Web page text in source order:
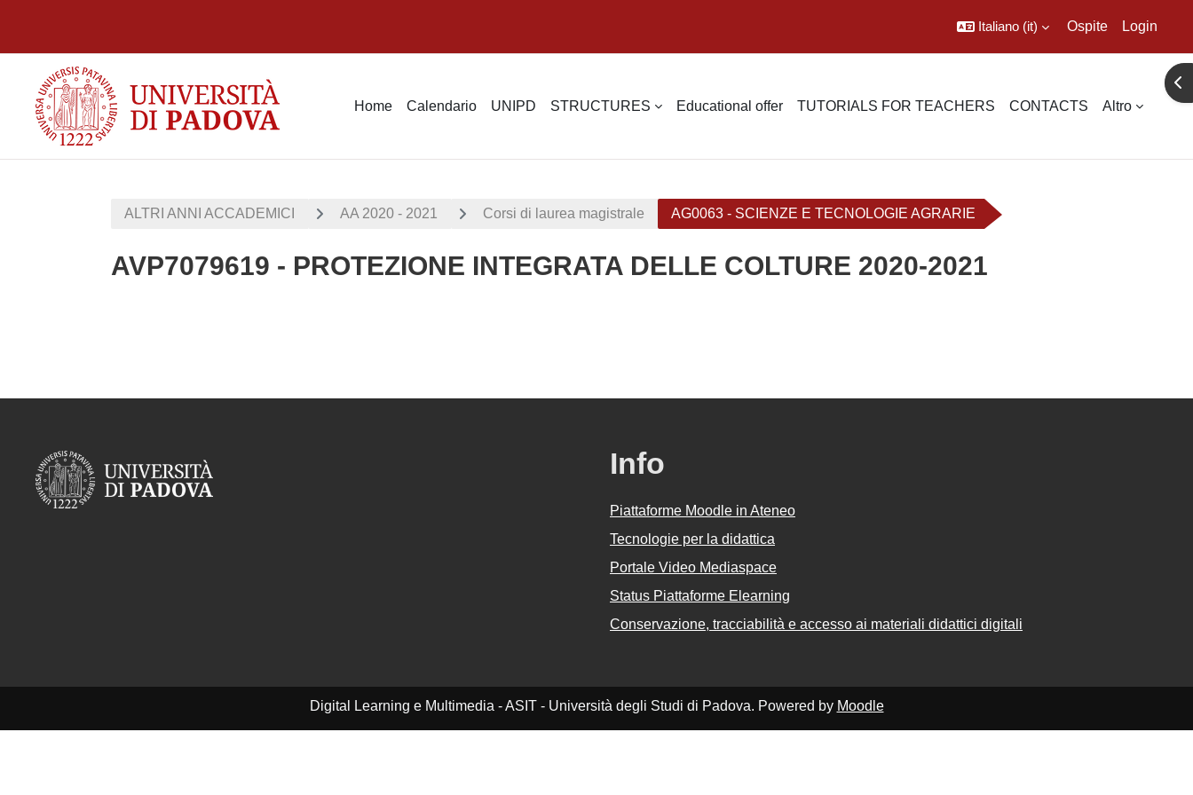
Italiano ‎(it)‎ Ospite Login
Home Calendario UNIPD STRUCTURES Educational offer TUTORIALS FOR TEACHERS CONTACTS Altro
ALTRI ANNI ACCADEMICI AA 2020 - 2021 Corsi di laurea magistrale AG0063 - SCIENZE E TECNOLOGIE AGRARIE
AVP7079619 - PROTEZIONE INTEGRATA DELLE COLTURE 2020-2021
Info
Piattaforme Moodle in Ateneo
Tecnologie per la didattica
Portale Video Mediaspace
Status Piattaforme Elearning
Conservazione, tracciabilità e accesso ai materiali didattici digitali
Digital Learning e Multimedia - ASIT - Università degli Studi di Padova. Powered by Moodle